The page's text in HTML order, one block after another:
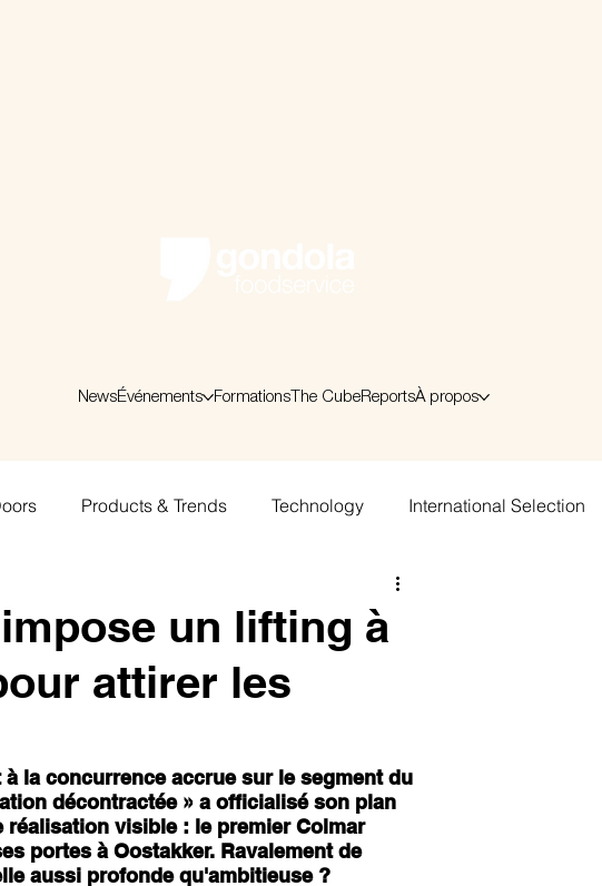
NewsÉvénements Formations The CubeReportsÀ propos
Products & Trends Technology International Selection
un lifting à
attirer les
la concurrence accrue sur le segment du
décontractée » a officialisé son plan
réalisation visible : le premier Colmar
portes à Oostakker. Ravalement de
aussi profonde qu'ambitieuse ?